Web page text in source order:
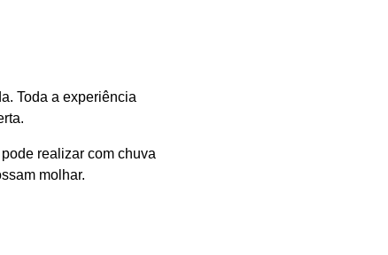
Toda a experiência
realizar com chuva
molhar.